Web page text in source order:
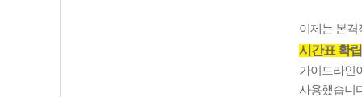
이제는 본격
시간표 확
가이드라인
사용했습니